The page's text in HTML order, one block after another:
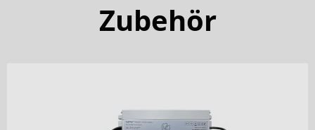
Zubehör